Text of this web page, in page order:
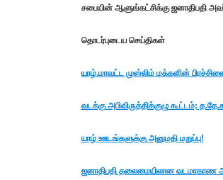
சபையின் ஆளுங்கட்சிக்கு ஜனாதிபதி
தொடர்புடைய செய்திகள்
யாழ்.மாவட்ட முஸ்லிம் மக்களின்
வடக்கு அபிவிருத்திக்குழு கூட்டம்;
யாழ் ஊடங்களுக்கு அனுமதி மறுப்பு!
ஜனாதிபதி தலைமையிலான வடமாகாண